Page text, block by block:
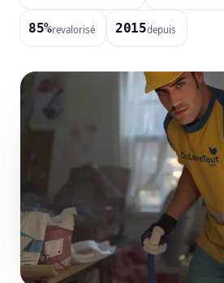
85%revalorisé 2015depuis